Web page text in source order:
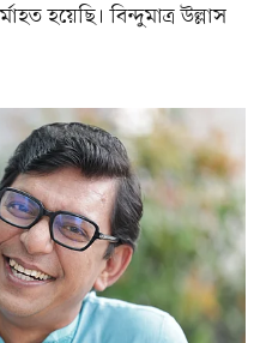
হয়েছি। বিন্দুমাত্র উল্লাস